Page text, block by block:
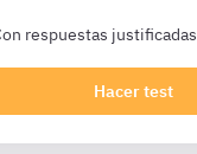
respuestas justificadas
Hacer test